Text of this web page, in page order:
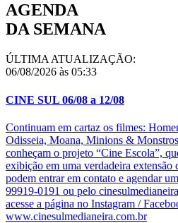
AGENDA
DA SEMANA
ÚLTIMA ATUALIZAÇÃO:
06/08/2026 às 05:33
CINE SUL 06/08 a 12/08
Continuam em cartaz os filmes:
Odisseia, Moana, Minions &
conheçam o projeto “Cine Escola”,
exibição em uma verdadeira extensão
podem entrar em contato e agendar
99919-0191 ou pelo
acesse a página no Instagram /
www.cinesulmedianeira.com.br